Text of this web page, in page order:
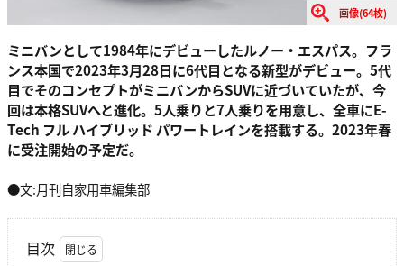
画像(64枚)
ミニバンとして1984年にデビューしたルノー・エスパス。フラ
ンス本国で2023年3月28日に6代目となる新型がデビュー。5代
目でそのコンセプトがミニバンからSUVに近づいていたが、今
回は本格SUVへと進化。5人乗りと7人乗りを用意し、全車にE-
Tech フル ハイブリッド パワートレインを搭載する。2023年春
に受注開始の予定だ。
●文:月刊自家用車編集部
目次